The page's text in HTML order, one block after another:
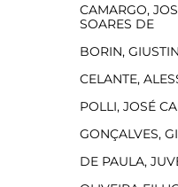
CAMARGO,
SOARES DE
BORIN,
CELANTE,
POLLI, JOSÉ
GONÇALVES,
DE PAULA,